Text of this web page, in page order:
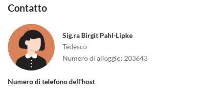
Contatto
Sig.ra Birgit Pahl-Lipke
Tedesco
Numero di alloggio: 203643
Numero di telefono dell'host